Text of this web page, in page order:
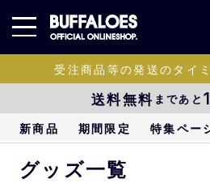
受注商品等の発送のタイ
送料無料 まであと
新商品 期間限定 特集ペー
グッズ一覧